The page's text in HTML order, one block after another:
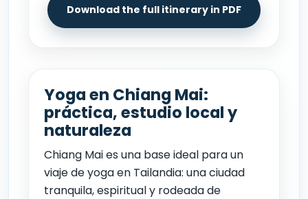
Download the full itinerary in PDF
Yoga en Chiang Mai:
práctica, estudio local y
naturaleza
Chiang Mai es una base ideal para un
viaje de yoga en Tailandia: una ciudad
tranquila, espiritual y rodeada de